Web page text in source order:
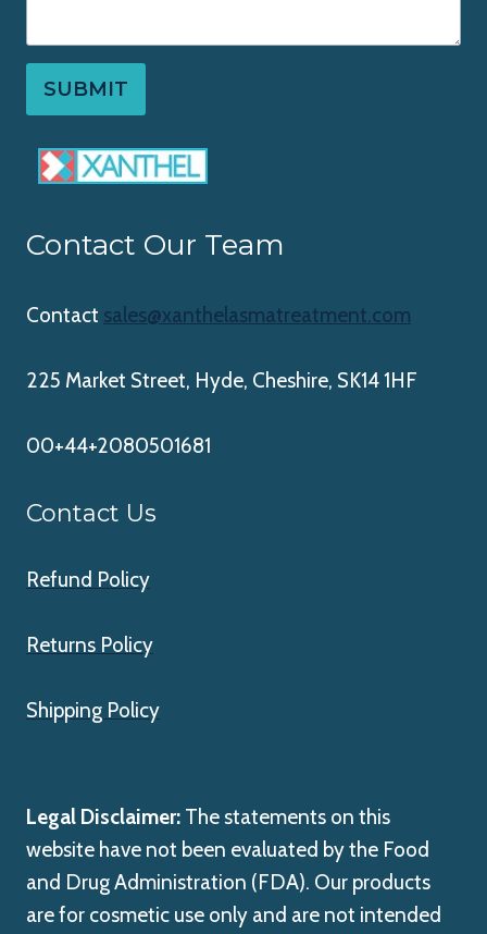
SUBMIT
Contact Our Team
Contact sales@xanthelasmatreatment.com
225 Market Street, Hyde, Cheshire, SK14 1HF
00+44+2080501681
Contact Us
Refund Policy
Returns Policy
Shipping Policy
Legal Disclaimer: The statements on this
website have not been evaluated by the Food
and Drug Administration (FDA). Our products
are for cosmetic use only and are not intended